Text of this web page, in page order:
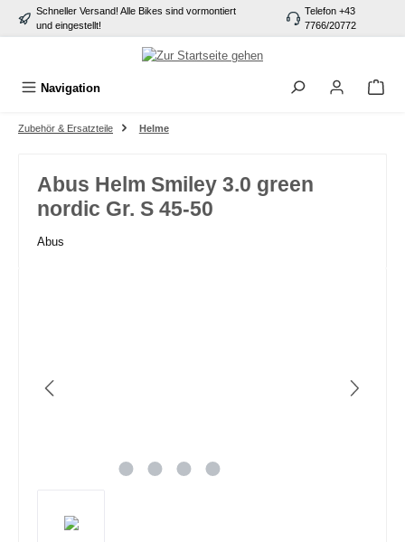
springen
Schneller Versand! Alle Bikes sind vormontiert
und eingestellt!
Telefon +43
7766/20772
Navigation
Zubehör & Ersatzteile Helme
Abus Helm Smiley 3.0 green
nordic Gr. S 45-50
Abus